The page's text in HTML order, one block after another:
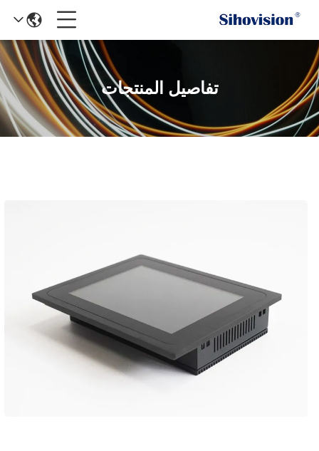
تفاصيل المنتجات